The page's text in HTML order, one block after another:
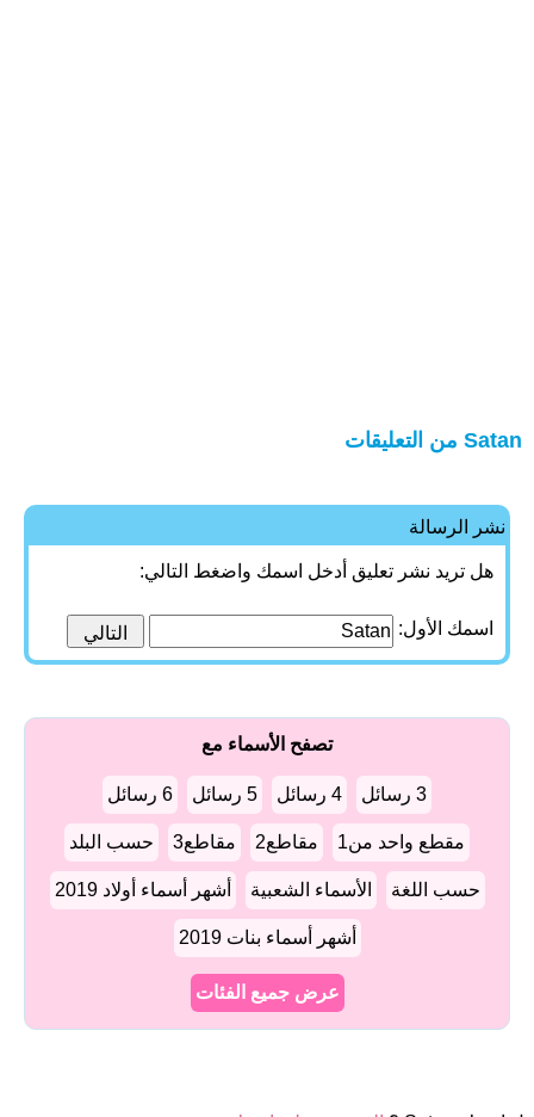
Satan من التعليقات
نشر الرسالة
هل تريد نشر تعليق أدخل اسمك واضغط التالي:
اسمك الأول:
تصفح الأسماء مع
3 رسائل 4 رسائل 5 رسائل 6 رسائل
مقطع واحد من1 مقاطع2 مقاطع3 حسب البلد
حسب اللغة الأسماء الشعبية أشهر أسماء أولاد 2019
أشهر أسماء بنات 2019
عرض جميع الفئات